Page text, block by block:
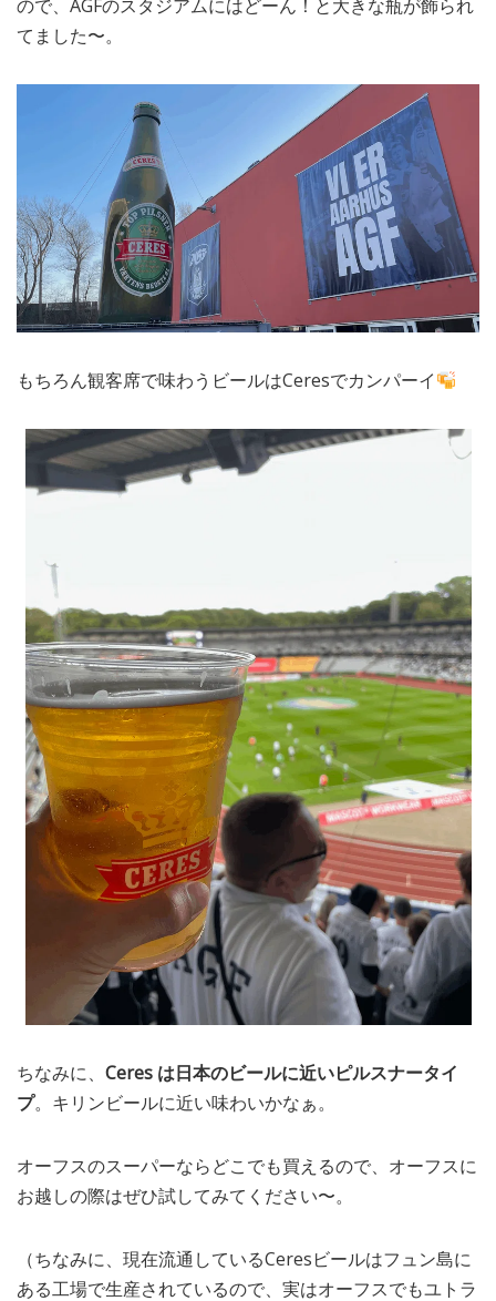
ので、AGFのスタジアムにはどーん！と大きな瓶が飾られ
てました〜。
もちろん観客席で味わうビールはCeresでカンパーイ
ちなみに、 Ceres は日本のビールに近いピルスナータイ
プ。キリンビールに近い味わいかなぁ。
オーフスのスーパーならどこでも買えるので、オーフスに
お越しの際はぜひ試してみてください〜。
（ちなみに、現在流通しているCeresビールはフュン島に
ある工場で生産されているので、実はオーフスでもユトラ